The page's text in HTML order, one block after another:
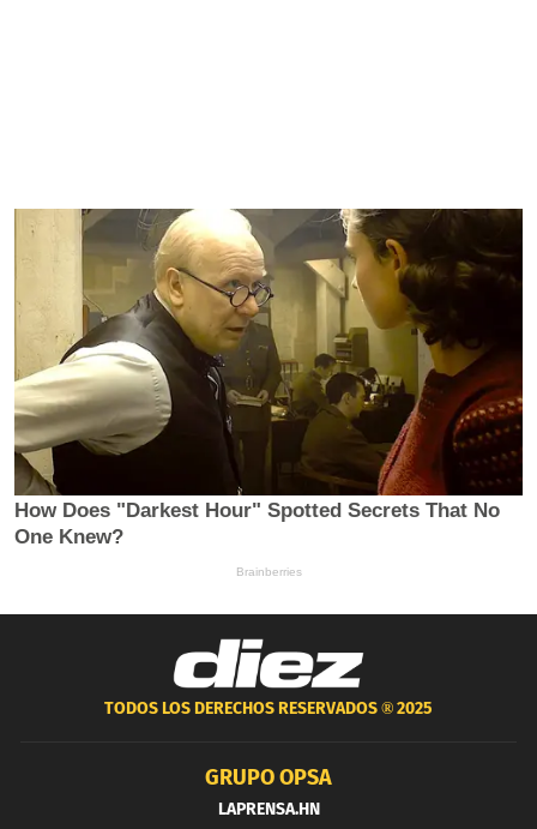
TODOS LOS DERECHOS RESERVADOS ®2025
GRUPO OPSA
LAPRENSA.HN